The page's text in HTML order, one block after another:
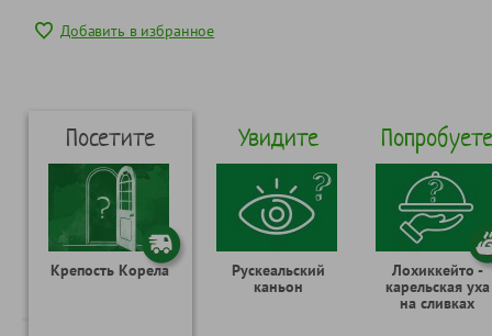
Добавить в избранное
Посетите
Крепость Корела
Увидите
Рускеальский
каньон
Попробуете
Лохиккейто -
карельская уха
на сливках